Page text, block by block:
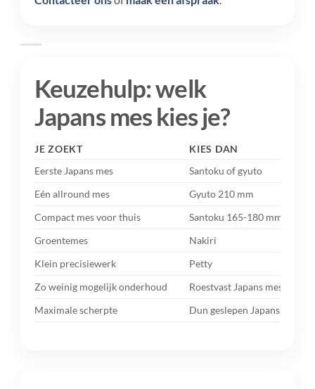
Keuzehulp: welk
Japans mes kies je?
JE ZOEKT
KIES DAN
Eerste Japans mes
Santoku of gyuto
Eén allround mes
Gyuto 210 mm
Compact mes voor thuis
Santoku 165-180 mm
Groentemes
Nakiri
Klein precisiewerk
Petty
Zo weinig mogelijk onderhoud
Roestvast Japans mes
Maximale scherpte
Dun geslepen Japans mes